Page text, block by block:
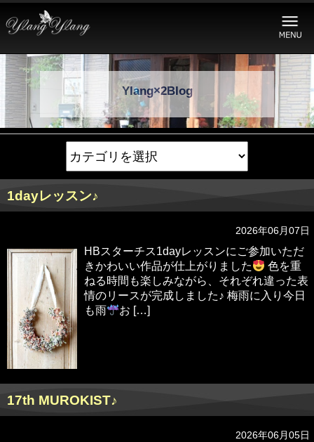
Ylang×2Blog
1dayレッスン♪
2026年06月07日
HBスターチス1dayレッスンにご参加いただ
きかわいい作品が仕上がりました
色を重
ねる時間も楽しみながら、それぞれ違った表
情のリースが完成しました♪ 梅雨に入り今日
も雨
お […]
17th MUROKIST♪
2026年06月05日